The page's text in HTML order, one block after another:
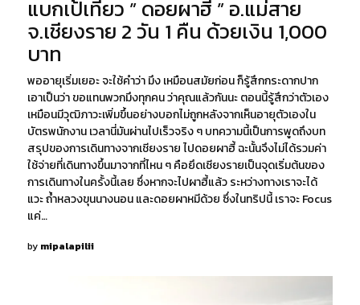
2021
แบกเป้เที่ยว ” ดอยผาฮี้ ” อ.แม่สาย
จ.เชียงราย 2 วัน 1 คืน ด้วยเงิน 1,000
บาท
พออายุเริ่มเยอะ จะใช้คำว่า มึง เหมือนสมัยก่อน ก็รู้สึกกระดากปาก
เอาเป็นว่า ขอแทนพวกมึงทุกคน ว่าคุณแล้วกันนะ ตอนนี้รู้สึกว่าตัวเอง
เหมือนมีวุฒิภาวะเพิ่มขึ้นอย่างบอกไม่ถูกหลังจากเห็นอายุตัวเองใน
บัตรพนักงาน เวลานี่มันผ่านไปเร็วจริง ๆ บทความนี้เป็นการพูดถึงบท
สรุปของการเดินทางจากเชียงราย ไปดอยผาฮี้ ฉะนั้นจึงไม่ได้รวมค่า
ใช้จ่ายที่เดินทางขึ้นมาจากที่ไหน ๆ คือยึดเชียงรายเป็นจุดเริ่มต้นของ
การเดินทางในครั้งนี้เลย ซึ่งหากจะไปผาฮี้แล้ว ระหว่างทางเราจะได้
แวะ ถ้ำหลวงขุนนางนอน และดอยผาหมีด้วย ซึ่งในทริปนี้ เราจะ Focus
แค่…
by mipalapilii